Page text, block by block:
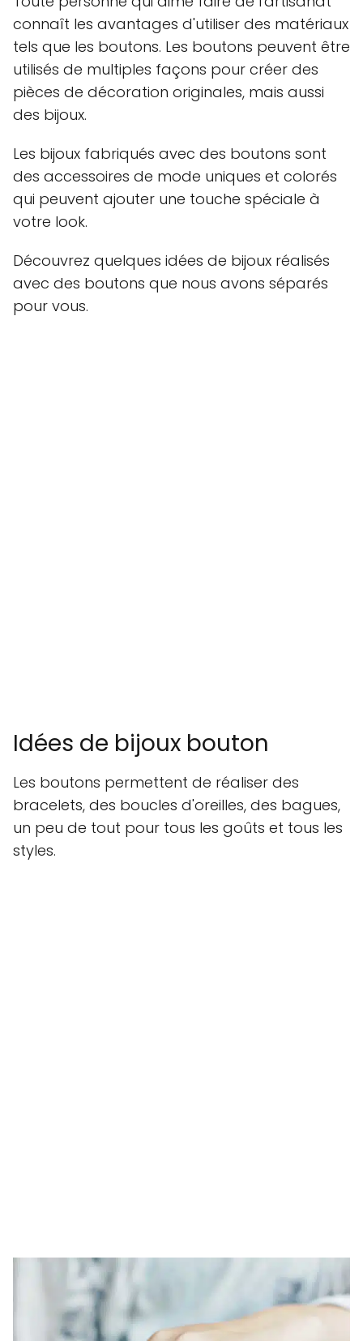
connaît les avantages d'utiliser des matériaux
tels que les boutons. Les boutons peuvent être
utilisés de multiples façons pour créer des
pièces de décoration originales, mais aussi
des bijoux.
Les bijoux fabriqués avec des boutons sont
des accessoires de mode uniques et colorés
qui peuvent ajouter une touche spéciale à
votre look.
Découvrez quelques idées de bijoux réalisés
avec des boutons que nous avons séparés
pour vous.
Idées de bijoux bouton
Les boutons permettent de réaliser des
bracelets, des boucles d'oreilles, des bagues,
un peu de tout pour tous les goûts et tous les
styles.